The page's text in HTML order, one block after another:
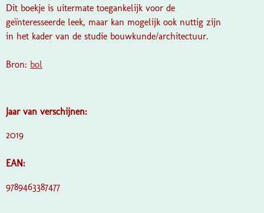
Dit boekje is uitermate toegankelijk voor de
geïnteresseerde leek, maar kan mogelijk ook nuttig zijn
in het kader van de studie bouwkunde/architectuur.
Bron: bol
Jaar van verschijnen:
2019
EAN:
9789463387477